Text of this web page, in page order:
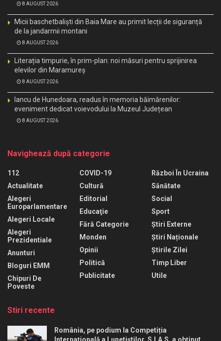
8 AUGUST 2026
Micii baschetbaliști din Baia Mare au primit lecții de siguranță
de la jandarmii montani
8 AUGUST 2026
Literația timpurie, în prim-plan: noi măsuri pentru sprijinirea
elevilor din Maramureș
8 AUGUST 2026
Iancu de Hunedoara, readus în memoria băimărenilor:
eveniment dedicat voievodului la Muzeul Județean
8 AUGUST 2026
Navighează după categorie
112
Actualitate
Alegeri
Europarlamentare
Alegeri Locale
Alegeri
Prezidentiale
Anunturi
Bloguri EMM
Chipuri De
Poveste
COVID-19
Cultură
Editorial
Educaţie
Fără Categorie
Monden
Opinii
Politică
Publicitate
Război În Ucraina
Sănătate
Social
Sport
Știri Externe
Știri Naționale
Știrile Zilei
Timp Liber
Utile
Stiri recente
România, pe podium la Competiția
Internațională a Lunetiștilor. S.I.A.S. a obținut